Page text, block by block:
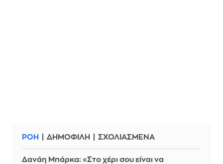
ΡΟΗ ΔΗΜΟΦΙΛΗ ΣΧΟΛΙΑΣΜΕΝΑ
Δανάη Μπάρκα: «Στο χέρι σου είναι να